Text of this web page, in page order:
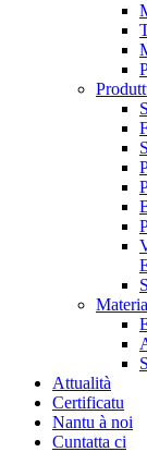
Attualità
Certificatu
Nantu à noi
Cuntatta ci